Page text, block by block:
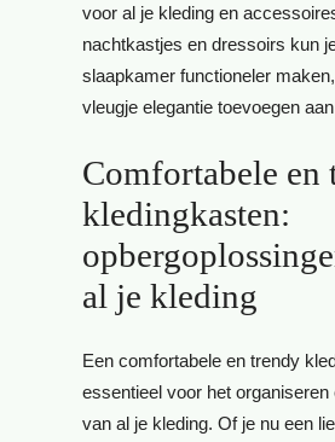
voor al je kleding en
nachtkastjes en dressoirs kun
slaapkamer functioneler
vleugje elegantie toevoegen
Comfortabele en
kledingkasten:
al je kleding
Een comfortabele en trendy
essentieel voor het organiseren
van al je kleding. Of je nu een